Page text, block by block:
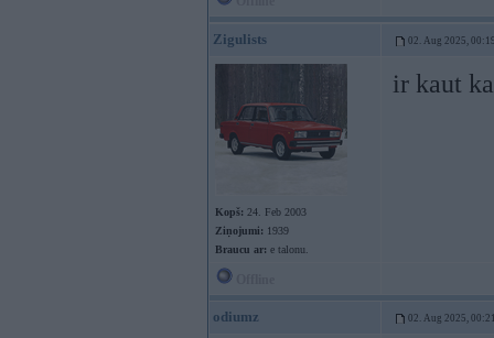
Zigulists 02. Aug 2025,
Kopš: 24. Feb 2003
Ziņojumi: 1939
Braucu ar: e talonu.
ir kaut
odiumz 02. Aug 2025,